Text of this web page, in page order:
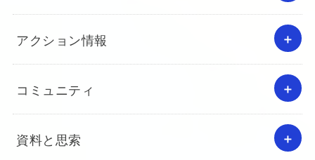
アクション情報
コミュニティ
資料と思索